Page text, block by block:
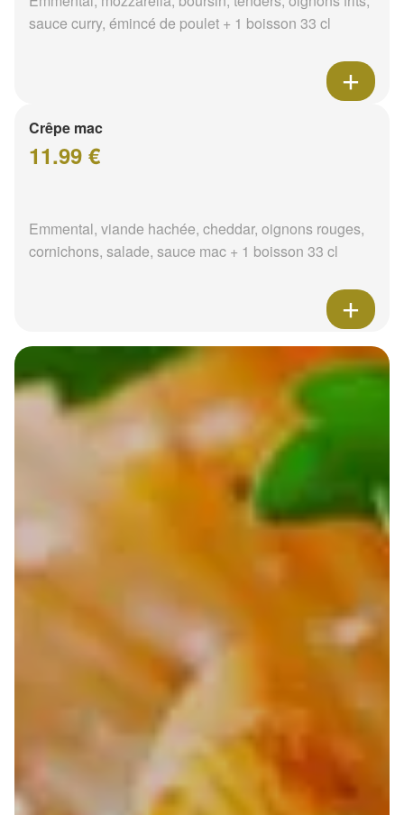
sauce curry, émincé de poulet + 1 boisson 33 cl
Crêpe mac
11.99 €
Emmental, viande hachée, cheddar, oignons rouges,
cornichons, salade, sauce mac + 1 boisson 33 cl